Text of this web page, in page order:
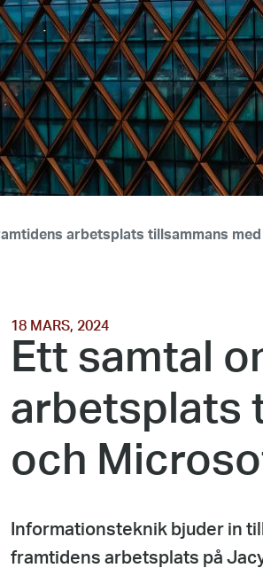
arbetsplats tillsammans
18 MARS, 2024
Ett samtal
arbetsplats
och
Informationsteknik bjuder in
framtidens arbetsplats på